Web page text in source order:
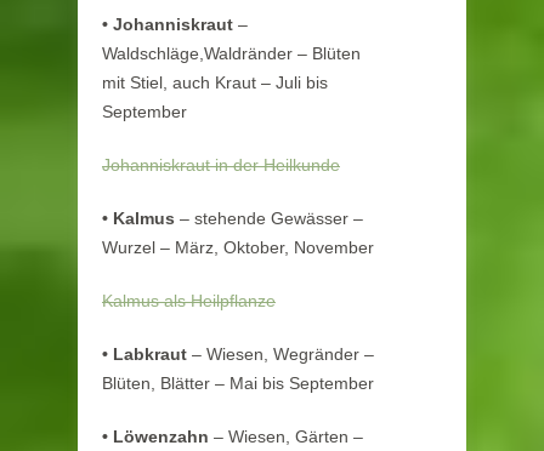
• Johanniskraut –
Waldschläge,Waldränder – Blüten
mit Stiel, auch Kraut – Juli bis
September
Johanniskraut in der Heilkunde
• Kalmus – stehende Gewässer –
Wurzel – März, Oktober, November
Kalmus als Heilpflanze
• Labkraut – Wiesen, Wegränder –
Blüten, Blätter – Mai bis September
• Löwenzahn – Wiesen, Gärten –